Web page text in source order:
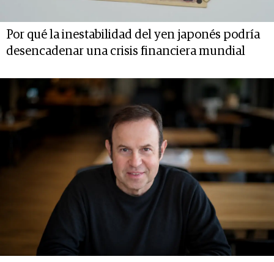
Por qué la inestabilidad del yen japonés podría
desencadenar una crisis financiera mundial